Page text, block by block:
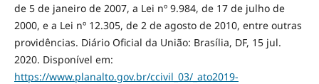
de 5 de janeiro de 2007, a Lei nº 9.984, de 17 de julho de
2000, e a Lei nº 12.305, de 2 de agosto de 2010, entre outras
providências. Diário Oficial da União: Brasília, DF, 15 jul.
2020. Disponível em:
https://www.planalto.gov.br/ccivil_03/_ato2019-